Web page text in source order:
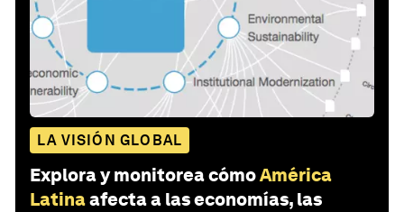
LA VISIÓN GLOBAL
Explora y monitorea cómoAmérica
Latinaafecta a las economías, las